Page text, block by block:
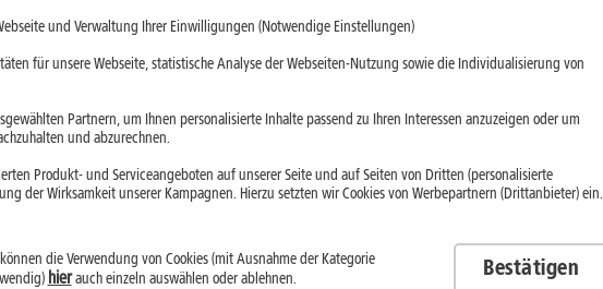
und Verwaltung Ihrer Einwilligungen (Notwendige Einstellungen)
für unsere Webseite, statistische Analyse der Webseiten-Nutzung sowie die Individualisierung von
Partnern, um Ihnen personalisierte Inhalte passend zu Ihren Interessen anzuzeigen oder um
und abzurechnen.
Produkt- und Serviceangeboten auf unserer Seite und auf Seiten von Dritten (personalisierte
der Wirksamkeit unserer Kampagnen. Hierzu setzten wir Cookies von Werbepartnern (Drittanbieter) ein.
die Verwendung von Cookies (mit Ausnahme der Kategorie
hierauch einzeln auswählen oder ablehnen. Bestätigen